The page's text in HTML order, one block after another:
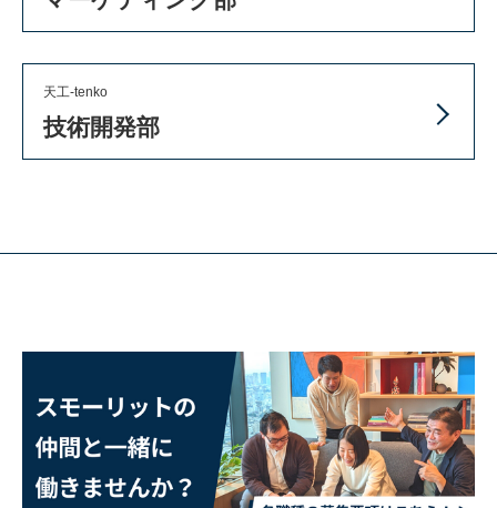
天工-tenko
技術開発部